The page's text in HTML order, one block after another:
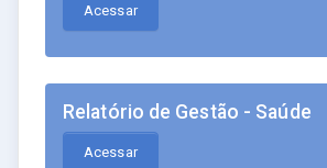
Acessar
Relatório de Gestão - Saúde
Acessar